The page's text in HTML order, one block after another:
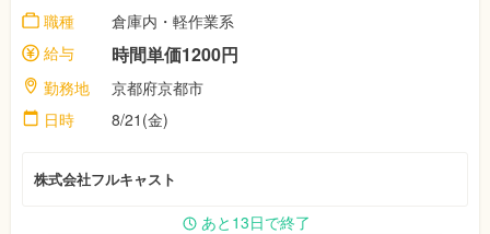
職種
倉庫内・軽作業系
給与
時間単価1200円
勤務地
京都府京都市
日時
8/21(金)
株式会社フルキャスト
あと13日で終了